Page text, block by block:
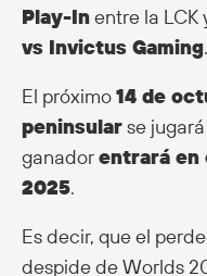
Play-Inentre la LCK
vs Invictus Gaming.
El próximo14 de
peninsularse
ganadorentrará en
2025.
Es decir, que el
despide de Worlds